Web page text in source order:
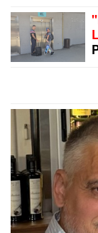
PREPORUKA